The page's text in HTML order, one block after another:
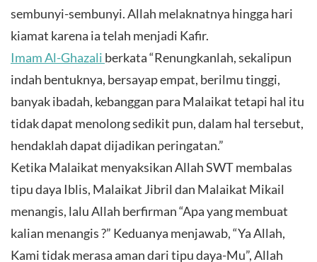
sembunyi-sembunyi. Allah melaknatnya hingga hari
kiamat karena ia telah menjadi Kafir.
Imam Al-Ghazali berkata “Renungkanlah, sekalipun
indah bentuknya, bersayap empat, berilmu tinggi,
banyak ibadah, kebanggan para Malaikat tetapi hal itu
tidak dapat menolong sedikit pun, dalam hal tersebut,
hendaklah dapat dijadikan peringatan.”
Ketika Malaikat menyaksikan Allah SWT membalas
tipu daya Iblis, Malaikat Jibril dan Malaikat Mikail
menangis, lalu Allah berfirman “Apa yang membuat
kalian menangis ?” Keduanya menjawab, “Ya Allah,
Kami tidak merasa aman dari tipu daya-Mu”, Allah